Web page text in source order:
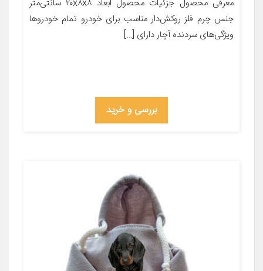
معرفی محصول جزئیات محصول ابعاد ۲۰x۸x۸ سانتی‌متر
جنس چرم فلز روکش‌دار مناسب برای خودرو تمام خودروها
ویژگی‌های سردنده آچار دارای […]
بررسی و خرید